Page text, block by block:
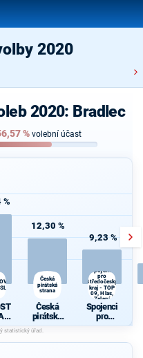
2020
2020: Bradlec
% volební účast
%
12,30 %
Česká
pirátská
strana
Česká
pirátská
strana
9,23 %
Spojenci
pro
Středočeský
kraj - TOP
09, Hlas,
Zelení
Spojenci
pro
Středočes
TOP 09,